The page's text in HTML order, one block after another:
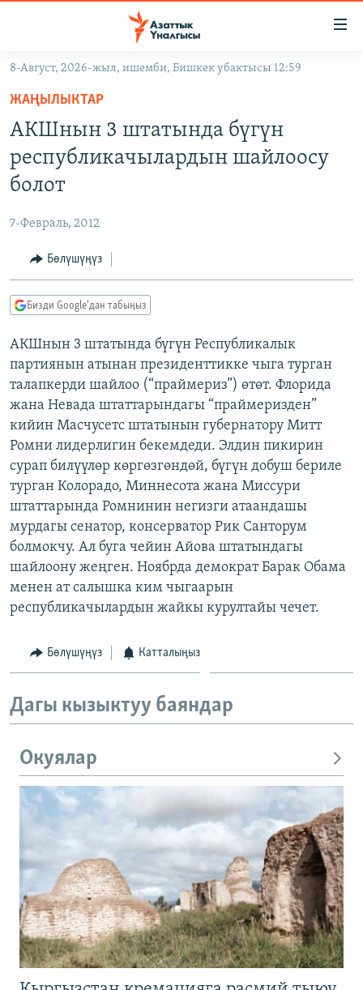
Навигацияга
өтүңүз
Издөөгө
салыңызКЫРГЫЗСТАН
МАДАНИЯТ
УКРАИНА
ТВ ПРОГРАММАЛАР
БҮГҮН АЗАТТЫКТА
ДАНИСТЕ
АЗАТТЫК+
ЫҢГАЙСЫЗ СУРООЛОР
ПОДКАСТ
ОНЛАЙН ШЕРИНЕ
ЭЕ/АРнун бардык сайттары
8-Август, 2026-жыл, ишемби, Бишкек убактысы 12:59
ЖАҢЫЛЫКТАР
АКШнын 3 штатында бүгүн
республикачылардын шайлоосу
болот
7-Февраль, 2012
Бөлүшүңүз
Бизди Google'дан табыңыз
АКШнын 3 штатында бүгүн Республикалык
партиянын атынан президенттикке чыга турган
талапкерди шайлоо (“праймериз”) өтөт. Флорида
жана Невада штаттарындагы “праймеризден”
кийин Масчусетс штатынын губернатору Митт
Ромни лидерлигин бекемдеди. Элдин пикирин
сурап билүүлөр көргөзгөндөй, бүгүн добуш бериле
турган Колорадо, Миннесота жана Миссури
штаттарында Ромнинин негизги атаандашы
мурдагы сенатор, консерватор Рик Санторум
болмокчу. Ал буга чейин Айова штатындагы
шайлоону жеңген. Ноябрда демократ Барак Обама
менен ат салышка ким чыгаарын
республикачылардын жайкы курултайы чечет.
Бөлүшүңүз Катталыңыз
Дагы кызыктуу баяндар
Окуялар